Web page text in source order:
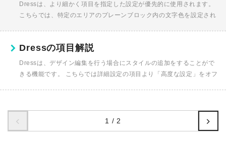
Dressは、より細かく項目を指定した設定が優先的に使用されます。
こちらでは、特定のエリアのプレーンブロック内の文字色を設定され
Dressの項目解説
Dressは、デザイン編集を行う場合にスタイルの追加をすることがで
きる機能です。 こちらでは詳細設定の項目より「高度な設定」をオフ
1 / 2